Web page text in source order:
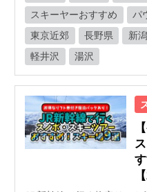
スキーヤーおすすめ
パ
東京近郊
長野県 新
軽井沢
湯沢